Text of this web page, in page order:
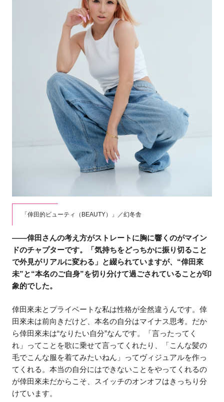
「倖田的ビューティ（BEAUTY）」／幻冬舎
――倖田さんの考え方がストレートに胸に響くのがマイン
ドのチャプターです。「気持ちをどっちかに振り切ること
で外見がリアルに変わる」と綴られていますが、“倖田來
未”と“本名のご自身”を切り分けて過ごされていることが印
象的でした。
倖田來未とプライベートな私は性格が全然違うんです。倖
田來未は前向きだけど、本名の自分はマイナス思考。だか
ら倖田來未は“なりたい自分”なんです。「言ったってく
れ」ってことを歌に乗せて言ってくれたり、「こんな髪の
毛でこんな服を着てみたいねん」ってヴィジュアルを作っ
てくれる。本当の自分にはできないことをやってくれるの
が倖田來未だからこそ、スイッチのオンオフはきっちり分
けています。